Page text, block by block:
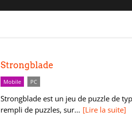
Strongblade
Mobile PC
Strongblade est un jeu de puzzle de
rempli de puzzles, sur... [Lire la suite]